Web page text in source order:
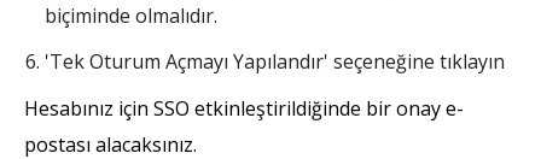
biçiminde olmalıdır.
'Tek Oturum Açmayı Yapılandır' seçeneğine tıklayın
Hesabınız için SSO etkinleştirildiğinde bir onay e-
postası alacaksınız.